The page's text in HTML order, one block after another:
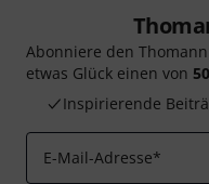
Abonniere den
etwas Glück einen von
Inspirierende
E-Mail-Adresse*